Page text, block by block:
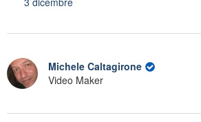
Michele Caltagirone
Video Maker